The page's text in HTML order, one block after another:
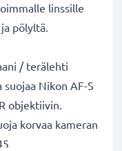
linssille
pölyltä.
/ terälehti
Nikon AF-S
objektiivin.
korvaa kameran